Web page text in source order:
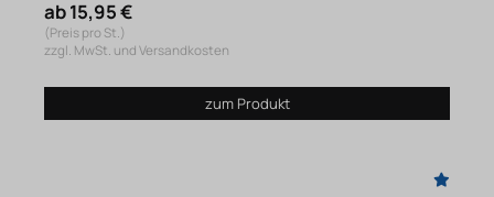
ab 15,95 €
(Preis pro St.)
zzgl. MwSt. und Versandkosten
zum Produkt